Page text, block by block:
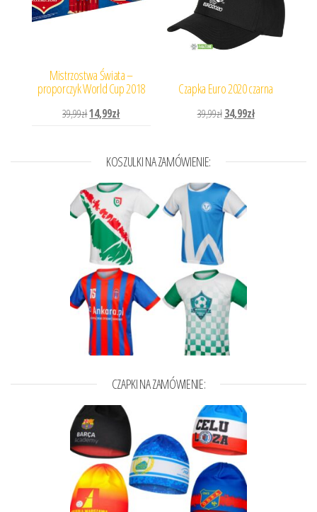
Mistrzostwa Świata –
proporczyk World Cup 2018
39,99złPierwotna cena wynosiła: 39,99zł.
14,99złAktualna cena wynosi: 14,99zł.
Czapka Euro 2020 czarna
39,99zł Pierwotna cena wynosiła:
34,99złAktualna cena
KOSZULKI NA ZAMÓWIENIE:
CZAPKI NA ZAMÓWIENIE: